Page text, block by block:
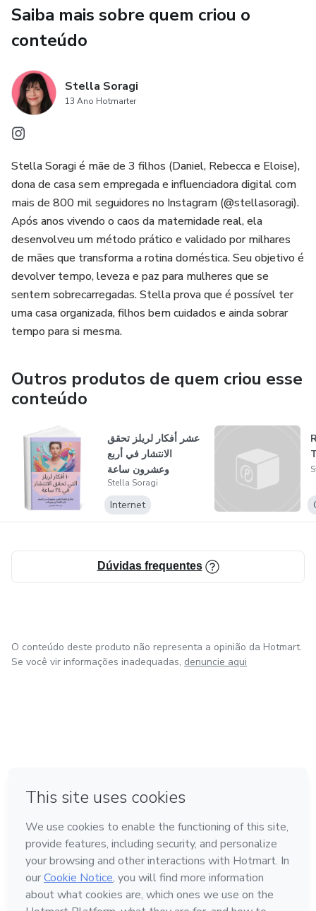
Saiba mais sobre quem criou o
conteúdo
Stella Soragi
13 Ano Hotmarter
Stella Soragi é mãe de 3 filhos (Daniel, Rebecca e Eloise),
dona de casa sem empregada e influenciadora digital com
mais de 800 mil seguidores no Instagram (@stellasoragi).
Após anos vivendo o caos da maternidade real, ela
desenvolveu um método prático e validado por milhares
de mães que transforma a rotina doméstica. Seu objetivo é
devolver tempo, leveza e paz para mulheres que se
sentem sobrecarregadas. Stella prova que é possível ter
uma casa organizada, filhos bem cuidados e ainda sobrar
tempo para si mesma.
Outros produtos de quem criou esse
conteúdo
عشر أفكار لريلز تحقق
الانتشار في أربع
وعشرون ساعة
Stella Soragi
Internet
Dúvidas frequentes
O conteúdo deste produto não representa a opinião da Hotmart.
Se você vir informações inadequadas, denuncie aqui
Feito com ❤ na Cidade do México
Conheça a Hotmart